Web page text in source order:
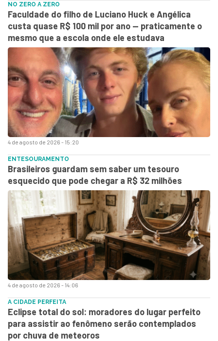
4 de agosto de 2026 - 15:20
NO ZERO A ZERO
Faculdade do filho de Luciano Huck e Angélica
custa quase R$ 100 mil por ano — praticamente o
mesmo que a escola onde ele estudava
4 de agosto de 2026 - 14:06
ENTESOURAMENTO
Brasileiros guardam sem saber um tesouro
esquecido que pode chegar a R$ 32 milhões
A CIDADE PERFEITA
Eclipse total do sol: moradores do lugar perfeito
para assistir ao fenômeno serão contemplados
por chuva de meteoros